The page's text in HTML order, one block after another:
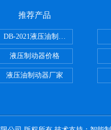
推荐产品
DB-2021液压油制动器
液压制动器价格
液压油制动器厂家